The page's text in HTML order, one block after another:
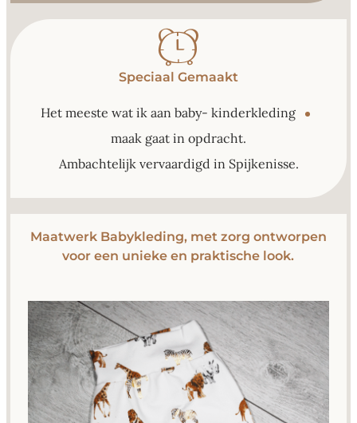
Speciaal Gemaakt
Het meeste wat ik aan baby- kinderkleding
maak gaat in opdracht.
Ambachtelijk vervaardigd in Spijkenisse.
Maatwerk Babykleding, met zorg ontworpen
voor een unieke en praktische look.